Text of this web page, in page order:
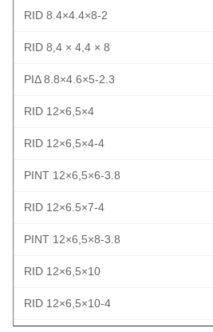
RID 8.4×4.4×8-2
RID 8,4 × 4,4 × 8
ΡΙΔ 8.8×4.6×5-2.3
RID 12×6,5×4
RID 12×6,5×4-4
ΡΙΝΤ 12×6,5×6-3.8
RID 12×6.5×7-4
ΡΙΝΤ 12×6,5×8-3.8
RID 12×6,5×10
RID 12×6,5×10-4